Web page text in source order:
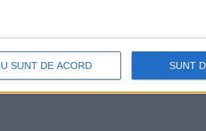
SUNT DE ACORD SUNT
luminoase și pentru